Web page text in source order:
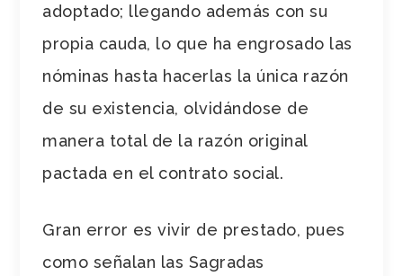
adoptado; llegando además con su
propia cauda, lo que ha engrosado las
nóminas hasta hacerlas la única razón
de su existencia, olvidándose de
manera total de la razón original
pactada en el contrato social.
Gran error es vivir de prestado, pues
como señalan las Sagradas